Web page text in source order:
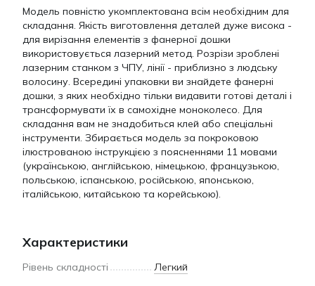
Модель повністю укомплектована всім необхідним для
складання. Якість виготовлення деталей дуже висока -
для вирізання елементів з фанерної дошки
використовується лазерний метод. Розрізи зроблені
лазерним станком з ЧПУ, лінії - приблизно з людську
волосину. Всередині упаковки ви знайдете фанерні
дошки, з яких необхідно тільки видавити готові деталі і
трансформувати їх в самохідне моноколесо. Для
складання вам не знадобиться клей або спеціальні
інструменти. Збирається модель за покроковою
ілюстрованою інструкцією з поясненнями 11 мовами
(українською, англійською, німецькою, французькою,
польською, іспанською, російською, японською,
італійською, китайською та корейською).
Характеристики
Рівень складності Легкий